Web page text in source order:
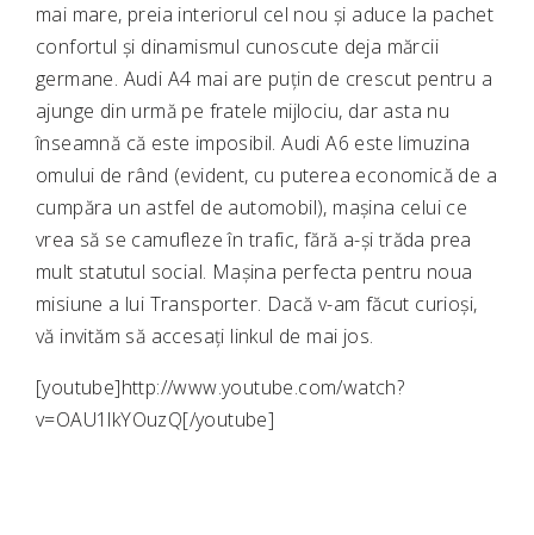
mai mare, preia interiorul cel nou și aduce la pachet
confortul și dinamismul cunoscute deja mărcii
germane. Audi A4 mai are puțin de crescut pentru a
ajunge din urmă pe fratele mijlociu, dar asta nu
înseamnă că este imposibil. Audi A6 este limuzina
omului de rând (evident, cu puterea economică de a
cumpăra un astfel de automobil), mașina celui ce
vrea să se camufleze în trafic, fără a-și trăda prea
mult statutul social. Mașina perfecta pentru noua
misiune a lui Transporter. Dacă v-am făcut curioși,
vă invităm să accesați linkul de mai jos.
[youtube]http://www.youtube.com/watch?
v=OAU1lkYOuzQ[/youtube]